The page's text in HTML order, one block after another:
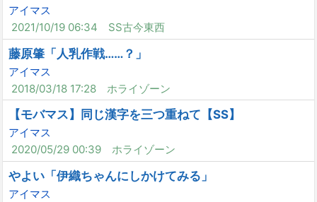
アイマス
2021/10/19 06:34
SS古今東西
藤原肇「人乳作戦……？」
アイマス
2018/03/18 17:28
ホライゾーン
【モバマス】同じ漢字を三つ重ねて【SS】
アイマス
2020/05/29 00:39
ホライゾーン
やよい「伊織ちゃんにしかけてみる」
アイマス